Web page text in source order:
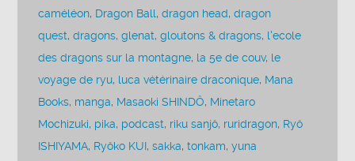
caméléon, Dragon Ball,dragon head,dragon
quest,dragons,glenat,gloutons & dragons, l'ecole
des dragons sur la montagne, la 5e de couv, le
voyage de ryu, luca vétérinaire draconique, Mana
Books, manga, Masaoki SHINDÔ, Minetaro
Mochizuki, pika, podcast, riku sanjô, ruridragon, Ryô
ISHIYAMA, Ryôko KUI,sakka,tonkam,yuna